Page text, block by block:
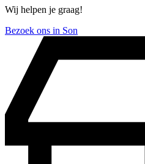
Wij helpen je graag!
Bezoek ons in Son